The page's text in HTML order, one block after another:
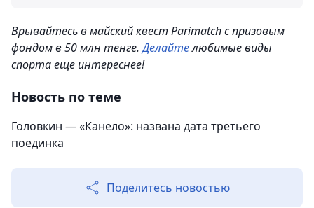
Врывайтесь в майский квест Parimatch с призовым
фондом в 50 млн тенге.Делайтелюбимые виды
спорта еще интереснее!
Новость по теме
Головкин — «Канело»: названа дата третьего
поединка
Поделитесь новостью